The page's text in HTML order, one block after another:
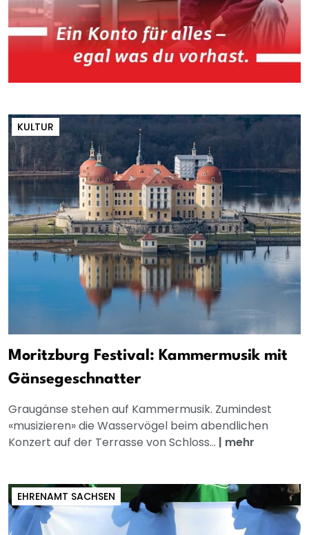
KULTUR
Moritzburg Festival: Kammermusik mit
Gänsegeschnatter
Graugänse stehen auf Kammermusik. Zumindest
«musizieren» die Wasservögel beim abendlichen
Konzert auf der Terrasse von Schloss... | mehr
EHRENAMT SACHSEN